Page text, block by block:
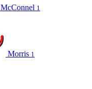
McConnel 1
Morris 1